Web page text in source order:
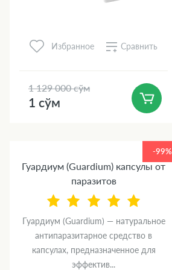
Избранное Сравнить
1 129 000 сўм
1 сўм
-99%
Гуардиум (Guardium) капсулы от
паразитов
Гуардиум (Guardium) — натуральное
антипаразитарное средство в
капсулах, предназначенное для
эффектив...